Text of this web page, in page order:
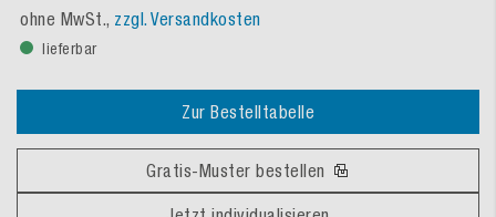
ohne MwSt., zzgl. Versandkosten
lieferbar
Zur Bestelltabelle
Gratis-Muster bestellen